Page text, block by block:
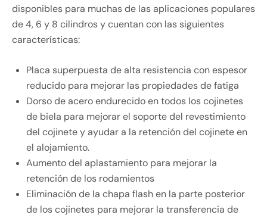
disponibles para muchas de las aplicaciones populares
de 4, 6 y 8 cilindros y cuentan con las siguientes
características:
Placa superpuesta de alta resistencia con espesor
reducido para mejorar las propiedades de fatiga
Dorso de acero endurecido en todos los cojinetes
de biela para mejorar el soporte del revestimiento
del cojinete y ayudar a la retención del cojinete en
el alojamiento.
Aumento del aplastamiento para mejorar la
retención de los rodamientos
Eliminación de la chapa flash en la parte posterior
de los cojinetes para mejorar la transferencia de